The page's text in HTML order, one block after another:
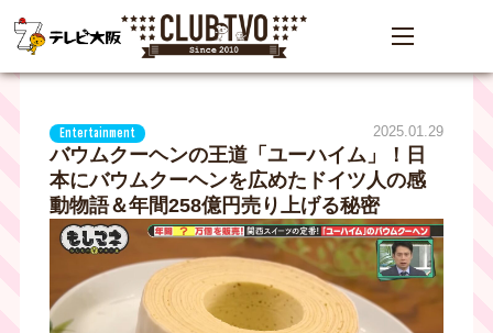
Entertainment 2025.01.29
バウムクーヘンの王道「ユーハイム」！日
本にバウムクーヘンを広めたドイツ人の感
動物語＆年間258億円売り上げる秘密